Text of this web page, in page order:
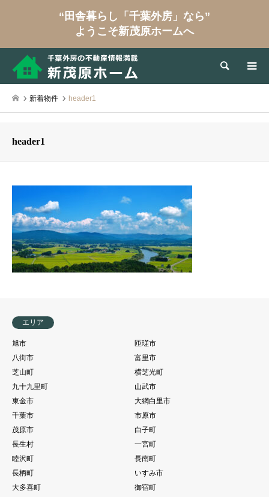
“田舎暮らし「千葉外房」なら”
ようこそ新茂原ホームへ
検索
新着物件 header1
header1
エリア
旭市
匝瑳市
八街市
富里市
芝山町
横芝光町
九十九里町
山武市
東金市
大網白里市
千葉市
市原市
茂原市
白子町
長生村
一宮町
睦沢町
長南町
長柄町
いすみ市
大多喜町
御宿町